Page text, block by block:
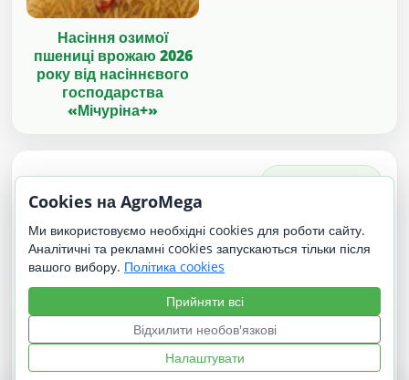
Насіння озимої
пшениці врожаю 2026
року від насіннєвого
господарства
«Мічуріна+»
Цікавинки на додачу ↻Інші варіанти
Cookies на AgroMega
Ми використовуємо необхідні cookies для роботи сайту.
Аналітичні та рекламні cookies запускаються тільки після
вашого вибору. Політика cookies
Прийняти всі
Відхилити необов'язкові
Налаштувати